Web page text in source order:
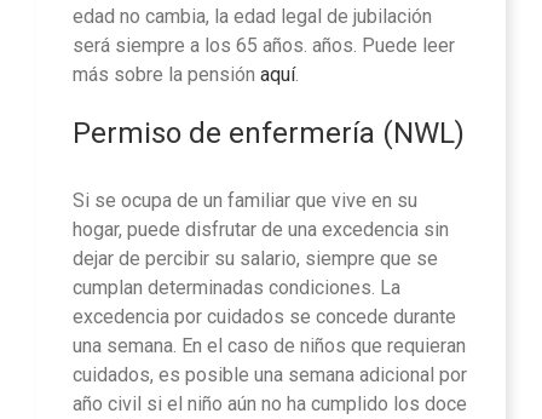
edad no cambia, la edad legal de jubilación
será siempre a los 65 años. años. Puede leer
más sobre la pensión aquí.
Permiso de enfermería (NWL)
Si se ocupa de un familiar que vive en su
hogar, puede disfrutar de una excedencia sin
dejar de percibir su salario, siempre que se
cumplan determinadas condiciones. La
excedencia por cuidados se concede durante
una semana. En el caso de niños que requieran
cuidados, es posible una semana adicional por
año civil si el niño aún no ha cumplido los doce